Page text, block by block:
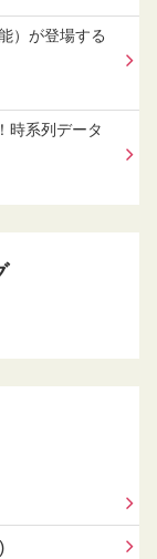
）が登場する
時系列データ